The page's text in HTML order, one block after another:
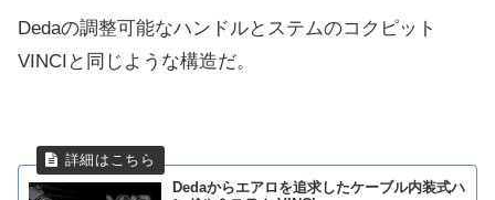
Dedaの調整可能なハンドルとステムのコクピット
VINCIと同じような構造だ。
Dedaからエアロを追求したケーブル内装式ハ